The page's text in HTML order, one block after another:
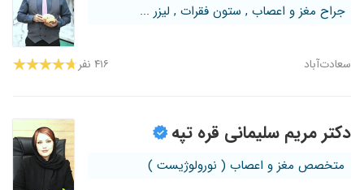
جراح مغز و اعصاب , ستون فقرات , لیزر ...
سعادت‌آباد ۴۱۶ نفر
دکتر مریم سلیمانی قره تپه
متخصص مغز و اعصاب ( نورولوژیست )